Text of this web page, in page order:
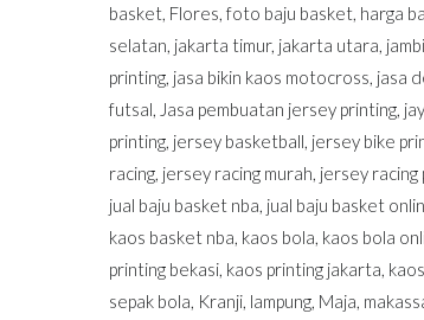
basket, Flores, foto baju basket, harga
selatan, jakarta timur, jakarta utara, jambi
printing, jasa bikin kaos motocross, jasa
futsal, Jasa pembuatan jersey printing,
printing, jersey basketball, jersey bike
racing, jersey racing murah, jersey racing
jual baju basket nba, jual baju basket
kaos basket nba, kaos bola, kaos bola
printing bekasi, kaos printing jakarta,
sepak bola, Kranji, lampung, Maja,